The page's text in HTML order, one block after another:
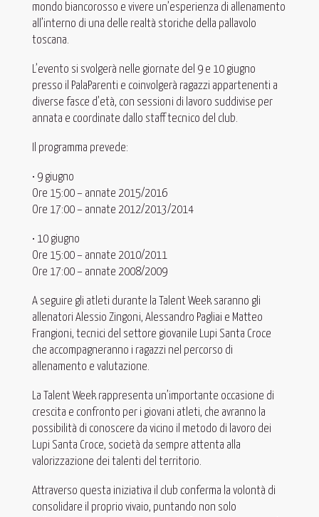
mondo biancorosso e vivere un’esperienza di allenamento
all’interno di una delle realtà storiche della pallavolo
toscana.
L’evento si svolgerà nelle giornate del 9 e 10 giugno
presso il PalaParenti e coinvolgerà ragazzi appartenenti a
diverse fasce d’età, con sessioni di lavoro suddivise per
annata e coordinate dallo staff tecnico del club.
Il programma prevede:
• 9 giugno
Ore 15:00 – annate 2015/2016
Ore 17:00 – annate 2012/2013/2014
• 10 giugno
Ore 15:00 – annate 2010/2011
Ore 17:00 – annate 2008/2009
A seguire gli atleti durante la Talent Week saranno gli
allenatori Alessio Zingoni, Alessandro Pagliai e Matteo
Frangioni, tecnici del settore giovanile Lupi Santa Croce
che accompagneranno i ragazzi nel percorso di
allenamento e valutazione.
La Talent Week rappresenta un’importante occasione di
crescita e confronto per i giovani atleti, che avranno la
possibilità di conoscere da vicino il metodo di lavoro dei
Lupi Santa Croce, società da sempre attenta alla
valorizzazione dei talenti del territorio.
Attraverso questa iniziativa il club conferma la volontà di
consolidare il proprio vivaio, puntando non solo